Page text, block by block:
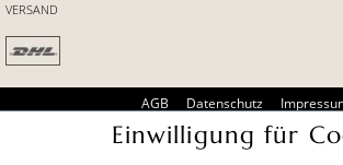
VERSAND
AGB Datenschutz
© 2026 HOLZ-LEUTE
Einwilligung für